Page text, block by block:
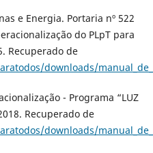
e Energia. Portaria nº 522
do PLpT para
Recuperado de
downloads/
- Programa “LUZ
Recuperado de
downloads/